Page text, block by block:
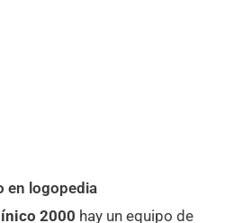
en logopedia
2000 hay un equipo de